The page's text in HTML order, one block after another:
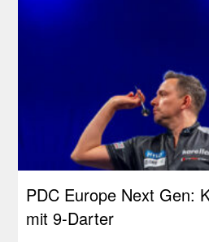
PDC Europe Next Gen:
mit 9-Darter